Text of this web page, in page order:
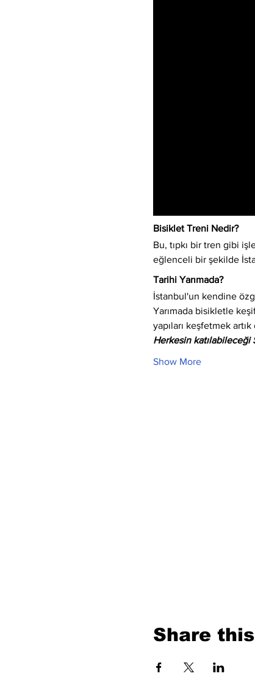
Bisiklet Treni Nedir?
Bu, tıpkı bir tren gibi
eğlenceli bir şekilde
Tarihi Yarımada?
İstanbul'un kendine
Yarımada bisikletle
yapıları keşfetmek
Herkesin katılabileceği
Show More
Share